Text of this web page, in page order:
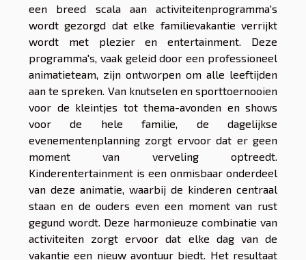
een breed scala aan activiteitenprogramma's
wordt gezorgd dat elke familievakantie verrijkt
wordt met plezier en entertainment. Deze
programma's, vaak geleid door een professioneel
animatieteam, zijn ontworpen om alle leeftijden
aan te spreken. Van knutselen en sporttoernooien
voor de kleintjes tot thema-avonden en shows
voor de hele familie, de dagelijkse
evenementenplanning zorgt ervoor dat er geen
moment van verveling optreedt.
Kinderentertainment is een onmisbaar onderdeel
van deze animatie, waarbij de kinderen centraal
staan en de ouders even een moment van rust
gegund wordt. Deze harmonieuze combinatie van
activiteiten zorgt ervoor dat elke dag van de
vakantie een nieuw avontuur biedt. Het resultaat